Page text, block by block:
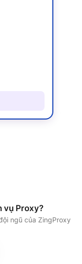
vụ Proxy?
ngũ của ZingProxy